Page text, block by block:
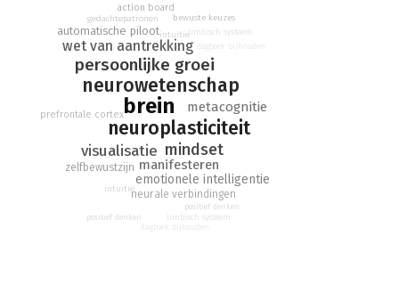
overtuigd dat wij de werking van onze hersenen kunnen
veranderen en zo ook onze levens. In haar boek De Bron
bundelt ze de laatste bevindingen van de cognitieve
wetenschap én ervaringen uit de praktijk om het geheim van
ons brein te ontrafelen.
brein
neurowetenschap
neuroplasticiteit
persoonlijke groei
mindset
manifesteren
visualisatie
wet van aantrekking
emotionele intelligentie
metacognitie
neurale verbindingen
zelfbewustzijn
automatische piloot
prefrontale cortex
gedachtepatronen
action board
bewuste keuzes
intuïtielimbisch systeem
dagboek bijhouden
positief denken
intuïtie
limbisch systeem
dagboek bijhouden
positief denken